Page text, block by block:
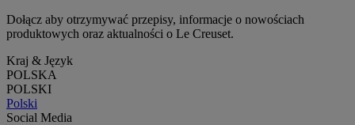
Dołącz aby otrzymywać przepisy, informacje o nowościach
produktowych oraz aktualności o Le Creuset.
Kraj & Język
POLSKA
POLSKI
Polski
Social Media